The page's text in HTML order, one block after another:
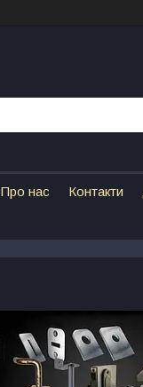
Про нас Контакти